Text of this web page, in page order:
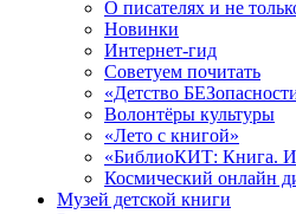
О писателях и не
Новинки
Интернет-гид
Советуем почитать
«Детство
Волонтёры культуры
«Лето с книгой»
«БиблиоКИТ: Книга.
Космический онлайн
Музей детской книги